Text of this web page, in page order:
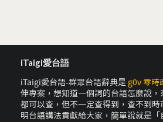
iTaigi愛台語
iTaigi愛台語-群眾台語辭典是 g0v 零時
伸專案，想知道一個詞的台語怎麼說
都可以查，但不一定查得到，查不到
明台語講法貢獻給大家，簡單說就是「